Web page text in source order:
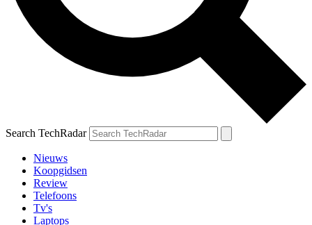
Search TechRadar
Nieuws
Koopgidsen
Review
Telefoons
Tv's
Laptops